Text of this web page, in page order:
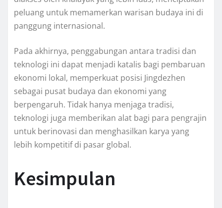
peluang untuk memamerkan warisan budaya ini di
panggung internasional.
Pada akhirnya, penggabungan antara tradisi dan
teknologi ini dapat menjadi katalis bagi pembaruan
ekonomi lokal, memperkuat posisi Jingdezhen
sebagai pusat budaya dan ekonomi yang
berpengaruh. Tidak hanya menjaga tradisi,
teknologi juga memberikan alat bagi para pengrajin
untuk berinovasi dan menghasilkan karya yang
lebih kompetitif di pasar global.
Kesimpulan